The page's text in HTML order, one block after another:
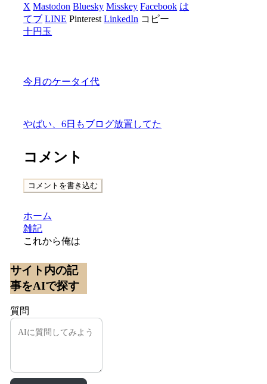
X Mastodon Bluesky Misskey Facebook は
てブ LINE Pinterest LinkedIn コピー
十円玉
今月のケータイ代
やばい、6日もブログ放置してた
コメント
コメントを書き込む
ホーム
雑記
これから俺は
サイト内の記
事をAIで探す
質問